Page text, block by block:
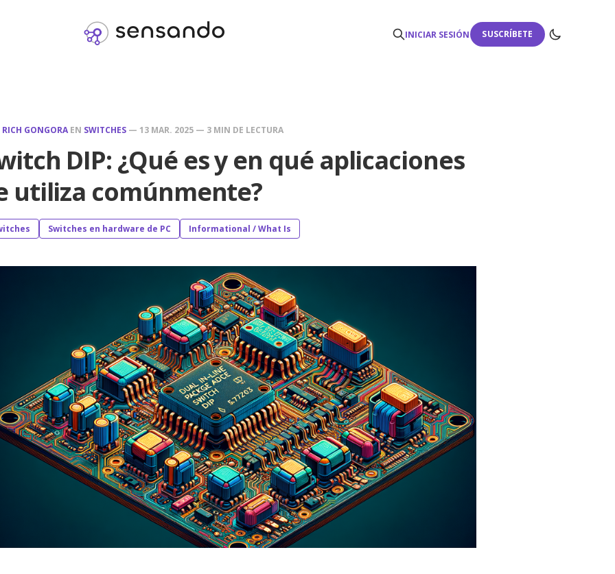
INICIAR SESIÓN SUSCRÍBETE
RICH GONGORA EN SWITCHES — 13 MAR. 2025 — 3 MIN DE LECTURA
DIP: ¿Qué es y en qué aplicaciones
utiliza comúnmente?
Switches en hardware de PC Informational / What Is